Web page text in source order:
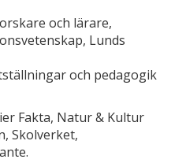
och lärare,
Lunds
och pedagogik
Fakta, Natur & Kultur
Skolverket,